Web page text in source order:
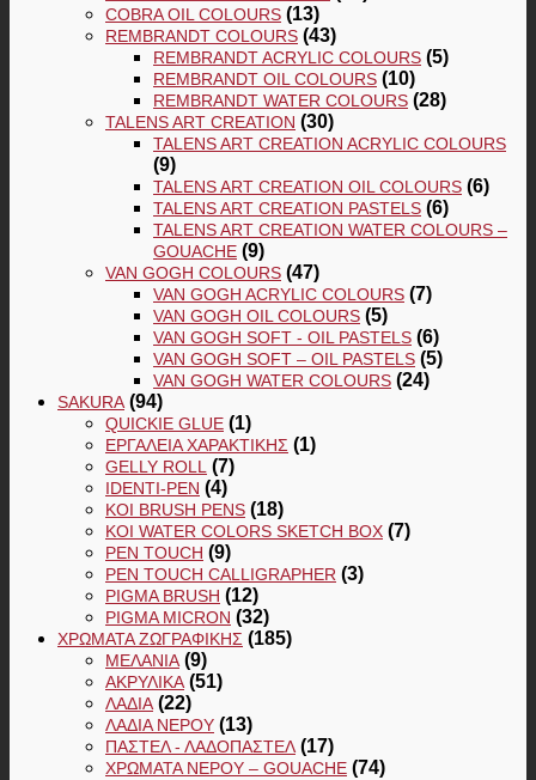
COBRA OIL COLOURS (13)
REMBRANDT COLOURS (43)
REMBRANDT ACRYLIC COLOURS (5)
REMBRANDT OIL COLOURS (10)
REMBRANDT WATER COLOURS (28)
TALENS ART CREATION (30)
TALENS ART CREATION ACRYLIC COLOURS
(9)
TALENS ART CREATION OIL COLOURS (6)
TALENS ART CREATION PASTELS (6)
TALENS ART CREATION WATER COLOURS –
GOUACHE (9)
VAN GOGH COLOURS (47)
VAN GOGH ACRYLIC COLOURS (7)
VAN GOGH OIL COLOURS (5)
VAN GOGH SOFT - OIL PASTELS (6)
VAN GOGH SOFT – OIL PASTELS (5)
VAN GOGH WATER COLOURS (24)
SAKURA (94)
QUICKIE GLUE (1)
ΕΡΓΑΛΕΊΑ ΧΑΡΑΚΤΙΚΉΣ (1)
GELLY ROLL (7)
IDENTI-PEN (4)
KOI BRUSH PENS (18)
KOI WATER COLORS SKETCH BOX (7)
PEN TOUCH (9)
PEN TOUCH CALLIGRAPHER (3)
PIGMA BRUSH (12)
PIGMA MICRON (32)
ΧΡΏΜΑΤΑ ΖΩΓΡΑΦΙΚΉΣ (185)
ΜΕΛΆΝΙΑ (9)
ΑΚΡΥΛΙΚΆ (51)
ΛΆΔΙΑ (22)
ΛΆΔΙΑ ΝΕΡΟΎ (13)
ΠΑΣΤΕΛ - ΛΑΔΟΠΑΣΤΕΛ (17)
ΧΡΏΜΑΤΑ ΝΕΡΟΎ – GOUACHE (74)